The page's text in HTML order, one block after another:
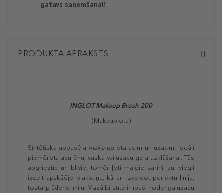
gatavs saņemšanai!
PRODUKTA APRAKSTS
INGLOT Makeup Brush 200
(Makeup ota)
Sintētiska abpusēja make-upota acīm un uzacīm. Ideāli
piemērota acu ēnu, vaska vai uzacu gela uzklāšanai. Tās
apgrieztie un blīvie, tomēr ļoti maigie sariņi ļauj viegli
izcelt apakšējo plakstiņu, kā arī izveidot perfektu līniju,
tostarp ūdens līniju. Mazā birstīte ir īpaši noderīga uzacu